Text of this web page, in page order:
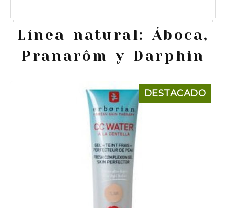
Línea natural: Áboca,
Pranarôm y Darphin
DESTACADO